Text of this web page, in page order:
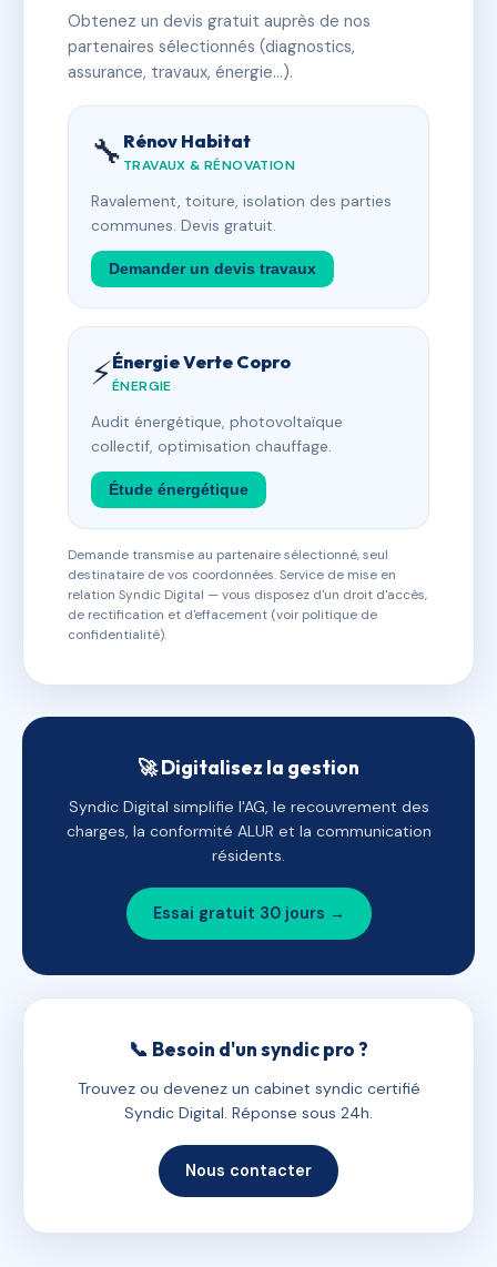
Obtenez un devis gratuit auprès de nos
partenaires sélectionnés (diagnostics,
assurance, travaux, énergie…).
🔧 Rénov Habitat
TRAVAUX & RÉNOVATION
Ravalement, toiture, isolation des parties
communes. Devis gratuit.
Demander un devis travaux
⚡Énergie Verte Copro
ÉNERGIE
Audit énergétique, photovoltaïque
collectif, optimisation chauffage.
Étude énergétique
Demande transmise au partenaire sélectionné, seul
destinataire de vos coordonnées. Service de mise en
relation Syndic Digital — vous disposez d'un droit d'accès,
de rectification et d'effacement (voir politique de
confidentialité).
🚀 Digitalisez la gestion
Syndic Digital simplifie l'AG, le recouvrement des
charges, la conformité ALUR et la communication
résidents.
Essai gratuit 30 jours →
📞 Besoin d'un syndic pro ?
Trouvez ou devenez un cabinet syndic certifié
Syndic Digital. Réponse sous 24h.
Nous contacter